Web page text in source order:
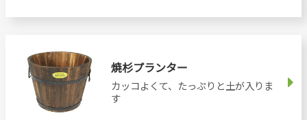
焼杉プランター
カッコよくて、たっぷりと土が入りま
す